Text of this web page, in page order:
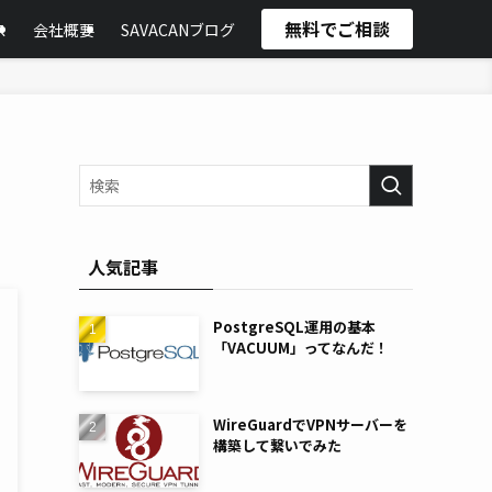
会社概要 SAVACANブログ 無料でご相談
人気記事
PostgreSQL運用の基本
「VACUUM」ってなんだ！
WireGuardでVPNサーバーを
構築して繋いでみた